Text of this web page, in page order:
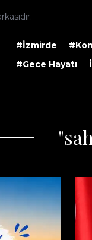
#İzmirde
#Gece Hayatı